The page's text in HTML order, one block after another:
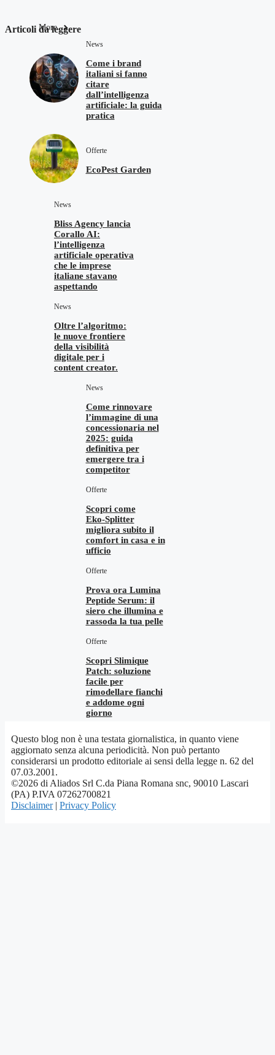
Articoli da leggere
More
News
Come i brand
italiani si fanno
citare
dall’intelligenza
artificiale: la guida
pratica
Offerte
EcoPest Garden
News
Bliss Agency lancia
Corallo AI:
l’intelligenza
artificiale operativa
che le imprese
italiane stavano
aspettando
News
Oltre l’algoritmo:
le nuove frontiere
della visibilità
digitale per i
content creator.
News
Come rinnovare
l’immagine di una
concessionaria nel
2025: guida
definitiva per
emergere tra i
competitor
Offerte
Scopri come
Eko‑Splitter
migliora subito il
comfort in casa e in
ufficio
Offerte
Prova ora Lumina
Peptide Serum: il
siero che illumina e
rassoda la tua pelle
Offerte
Scopri Slimique
Patch: soluzione
facile per
rimodellare fianchi
e addome ogni
giorno
Questo blog non è una testata giornalistica, in quanto viene
aggiornato senza alcuna periodicità. Non può pertanto
considerarsi un prodotto editoriale ai sensi della legge n. 62 del
07.03.2001.
©2026 di Aliados Srl C.da Piana Romana snc, 90010 Lascari
(PA) P.IVA 07262700821
Disclaimer| Privacy Policy